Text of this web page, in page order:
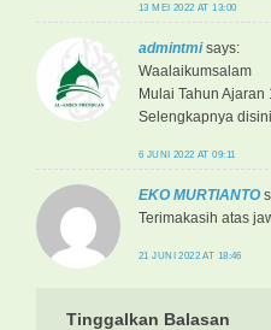
13 MEI 2022 AT 13:00
admintmi says:
Waalaikumsalam
Mulai Tahun
Selengkapnya
6 JUNI 2022 AT 09:11
EKO MURTIANTO
Terimakasih atas
21 JUNI 2022 AT 18:46
Tinggalkan Balasan